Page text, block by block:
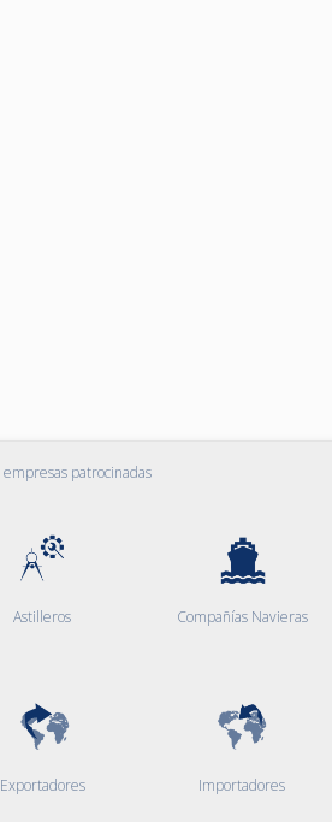
empresas patrocinadas
Astilleros Compañías Navieras
Exportadores Importadores